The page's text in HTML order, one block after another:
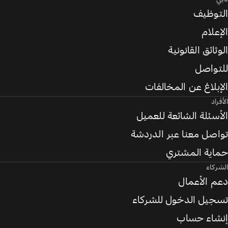
التوظيف
الإعلام
الوثائق القانونية
للتواصل
الإبلاغ عن المخالفات
الأفراد
الأسئلة الشائعة للعميل
تواصل معنا عبر الدردشة
حماية المشتري
الشركاء
دعم الأعمال
تسجيل الدخول للشركاء
إنشاء حساب